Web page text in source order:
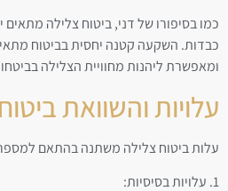
כמו בסיפורו של דני, ביטוח צלילה מתאים
כבדות. השקעה קטנה יחסית בביטוח
ומאפשרת ליהנות מחוויית הצלילה
עלויות והשוואת
עלות ביטוח צלילה משתנה בהתאם
1. עלויות בסיסיות: